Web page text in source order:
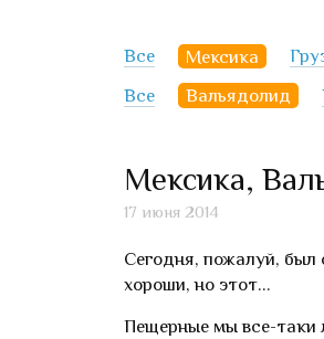
Все Мексика
Все
Вальядолид
Мексика,
17 июня 2014
Сегодня, пожалуй,
хороши, но этот...
Пещерные мы все-таки